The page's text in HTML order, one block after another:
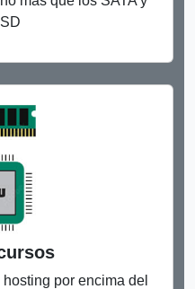
por encima del